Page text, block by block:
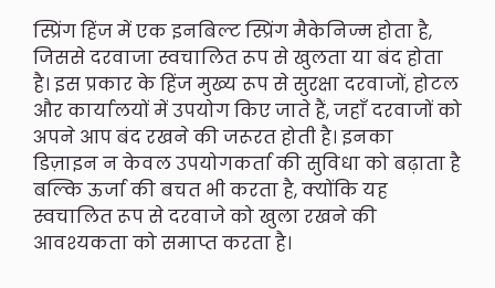
स्प्रिंग हिंज में एक इनबिल्ट स्प्रिंग मैकेनिज्म होता है,
जिससे दरवाजा स्वचालित रूप से खुलता या बंद होता
है। इस प्रकार के हिंज मुख्य रूप से सुरक्षा दरवाजों, होटल
और कार्यालयों में उपयोग किए जाते हैं, जहाँ दरवाजों को
अपने आप बंद रखने की जरूरत होती है। इनका
डिज़ाइन न केवल उपयोगकर्ता की सुविधा को बढ़ाता है
बल्कि ऊर्जा की बचत भी करता है, क्योंकि यह
स्वचालित रूप से दरवाजे को खुला रखने की
आवश्यकता को समाप्त करता है।